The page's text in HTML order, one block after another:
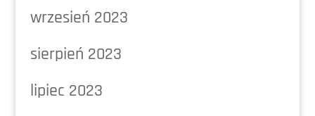
wrzesień 2023
sierpień 2023
lipiec 2023